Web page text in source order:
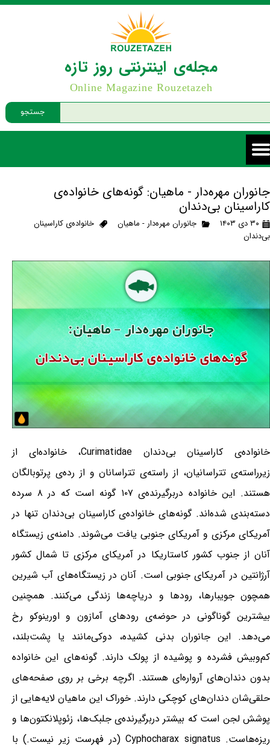
جستجو
مجله‌ی اینترنتی روز تازه
Online Magazine Rouzetazeh
جانوران مهره‌دار - ماهیان: گونه‌های خانواده‌ی
کاراسینان بی‌دندان
۳۰ دی ۱۴۰۳ جانوران مهره‌دار - ماهیان
خانواده‌ی کاراسینان
بی‌دندان
خانواده‌ی کاراسینان بی‌دندان Curimatidae، خانواده‌ای از
زیرراسته‌ی تتراسانیان، از راسته‌ی تتراسانان و از رده‌ی پرتوبالگان
هستند. این خانواده دربرگیرنده‌ی ۱۰۷ گونه است که در ۸ سرده
دسته‌بندی شده‌اند. گونه‌های خانواده‌ی کاراسینان بی‌دندان تنها در
آمریکای مرکزی و آمریکای جنوبی یافت می‌شوند. دامنه‌ی زیستگاه
آنان از جنوب کشور کاستاریکا در آمریکای مرکزی تا شمال کشور
آرژانتین در آمریکای جنوبی است. آنان در زیستگاه‌های آب شیرین
همچون جویبارها، رودها و دریاچه‌ها زندگی می‌کنند. همچنین
بیشترین گوناگونی در حوضه‌ی رودهای آمازون و اورینوکو رخ
می‌دهد. این جانوران بدنی کشیده، دوکی‌مانند یا پشت‌بلند،
کم‌وبیش فشرده و پوشیده از پولک دارند. گونه‌های این خانواده
بدون دندان‌های آرواره‌ای هستند. اگرچه برخی بر روی صفحه‌های
حلقی‌شان دندان‌های کوچکی دارند. خوراک این ماهیان لایه‌هایی از
پوشش لجن است که بیشتر دربرگیرنده‌ی جلبک‌ها، زئوپلانکتون‌ها و
ریزه‌هاست. Cyphocharax signatus (در فهرست زیر نیست.) با